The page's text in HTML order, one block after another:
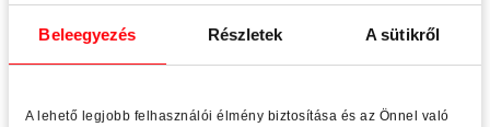
Beleegyezés Részletek A sütikről
A lehető legjobb felhasználói élmény biztosítása és az Önnel való
Közösség és csapatmunka
Egy nyílászáró évtizedekre készül, hibátlan működése
tökéletes az elfogadható minőség. Mindezeken felül a